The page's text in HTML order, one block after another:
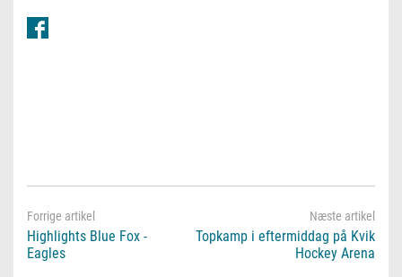
Highlights Blue Fox -
Eagles
Topkamp i eftermiddag på Kvik
Hockey Arena